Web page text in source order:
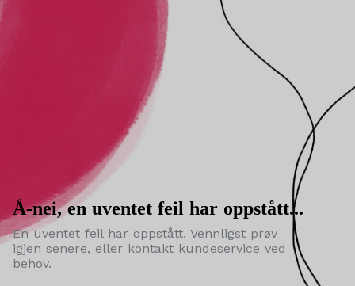
Å-nei, en uventet feil har oppstått...
En uventet feil har oppstått. Vennligst prøv
igjen senere, eller kontakt kundeservice ved
behov.